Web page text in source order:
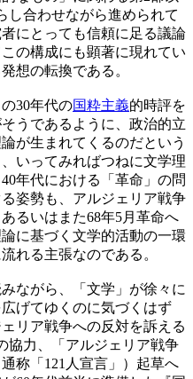
し合わせながら進められて
にとっても信頼に足る議論
の構成にも顕著に現れてい
想の転換である。
30年代の国粋主義的時評を
うであるように、政治的立
が生まれてくるのだという
いってみればつねに文学理
年代における「革命」の問
姿勢も、アルジェリア戦争
るいはまた68年5月革命へ
に基づく文学的活動の一環
れる主張なのである。
ながら、「文学」が徐々に
げてゆくのに気づくはず
リア戦争への反対を訴える
協力、「アルジェリア戦争
称「121人宣言」）起草へ